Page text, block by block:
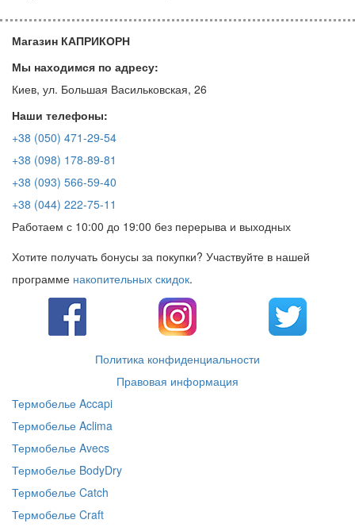
Магазин КАПРИКОРН
Мы находимся по адресу:
Киев, ул. Большая Васильковская, 26
Наши телефоны:
+38 (050) 471-29-54
+38 (098) 178-89-81
+38 (093) 566-59-40
+38 (044) 222-75-11
Работаем с 10:00 до 19:00 без перерыва и выходных
Хотите получать бонусы за покупки? Участвуйте в нашей
программе накопительных скидок.
Политика конфиденциальности
Правовая информация
Термобелье Accapi
Термобелье Aclima
Термобелье Avecs
Термобелье BodyDry
Термобелье Catch
Термобелье Craft